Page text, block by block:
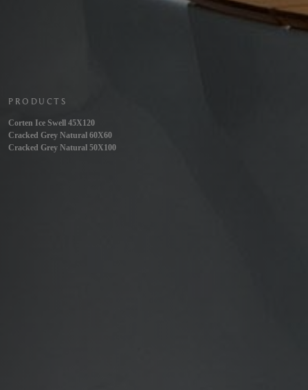
PRODUCTS
Corten Ice Swell 45X120
Cracked Grey Natural 60X60
Cracked Grey Natural 50X100